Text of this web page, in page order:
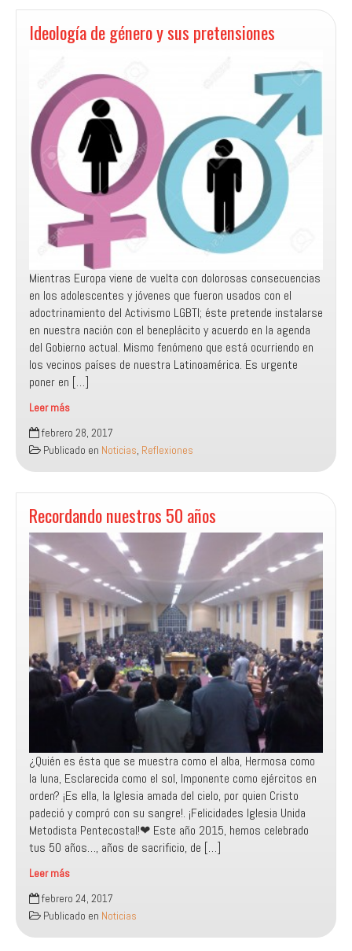
Unida
Metodista
Pentecostal
Ideología de género y sus pretensiones
Mientras Europa viene de vuelta con dolorosas consecuencias
en los adolescentes y jóvenes que fueron usados con el
adoctrinamiento del Activismo LGBTI; éste pretende instalarse
en nuestra nación con el beneplácito y acuerdo en la agenda
del Gobierno actual. Mismo fenómeno que está ocurriendo en
los vecinos países de nuestra Latinoamérica. Es urgente
poner en […]
Leer más
Ideología
de
género
y
sus
pretensiones
febrero 28, 2017
Publicado en Noticias, Reflexiones
Recordando nuestros 50 años
¿Quién es ésta que se muestra como el alba, Hermosa como
la luna, Esclarecida como el sol, Imponente como ejércitos en
orden? ¡Es ella, la Iglesia amada del cielo, por quien Cristo
padeció y compró con su sangre!. ¡Felicidades Iglesia Unida
Metodista Pentecostal!❤ Este año 2015, hemos celebrado
tus 50 años…, años de sacrificio, de […]
Leer más
Recordando
nuestros
50
años
febrero 24, 2017
Publicado en Noticias